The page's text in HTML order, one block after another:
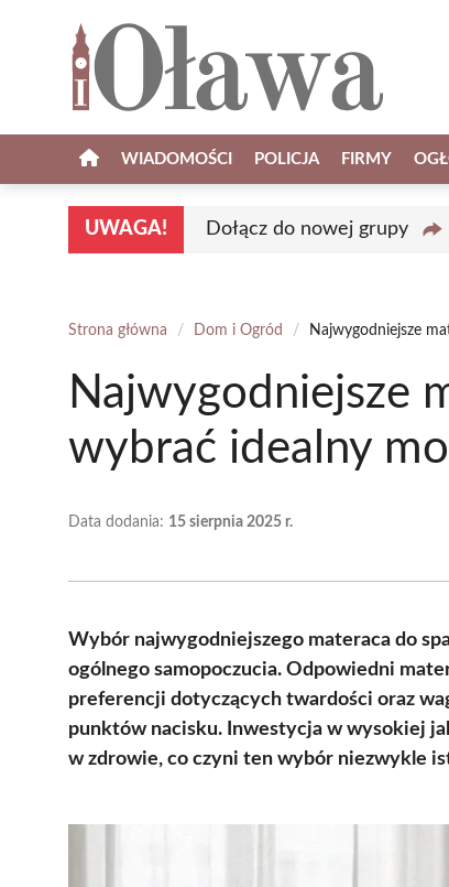
WIADOMOŚCI POLICJA FIRMY
UWAGA! Dołącz do nowej grupy
Strona główna / Dom i Ogród / Najwygodniejsze
Najwygodniejsze
wybrać idealny
Data dodania: 15 sierpnia 2025 r.
Wybór najwygodniejszego materaca do
ogólnego samopoczucia. Odpowiedni
preferencji dotyczących twardości oraz
punktów nacisku. Inwestycja w wysokiej
w zdrowie, co czyni ten wybór niezwykle